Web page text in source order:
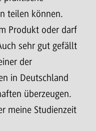
teilen können.
Produkt oder darf
sehr gut gefällt
der
in Deutschland
überzeugen.
meine Studienzeit